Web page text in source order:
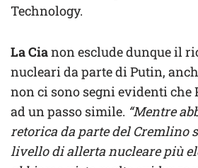
Technology.
La Cianon esclude dunque il
nucleari da parte di Putin,
non ci sono segni evidenti che
ad un passo simile. “Mentre
retorica da parte del Cremlino
livello di allerta nucleare più